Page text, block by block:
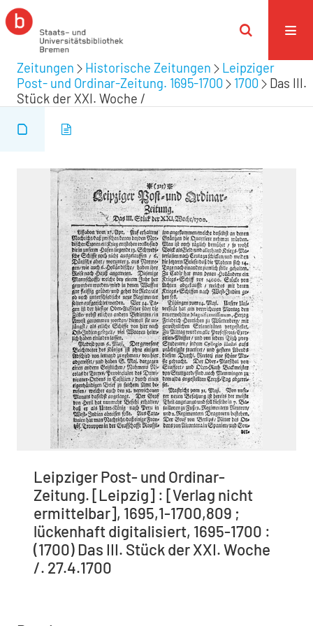
Zeitungen Historische Zeitungen
Leipziger
Post- und Ordinar-Zeitung. 1695-1700
1700
Das III.
Stück der XXI. Woche /
Leipziger Post- und Ordinar-
Zeitung. [Leipzig] : [Verlag nicht
ermittelbar], 1695,1-1700,809 ;
lückenhaft digitalisiert, 1695-1700 :
(1700) Das III. Stück der XXI. Woche
/. 27.4.1700